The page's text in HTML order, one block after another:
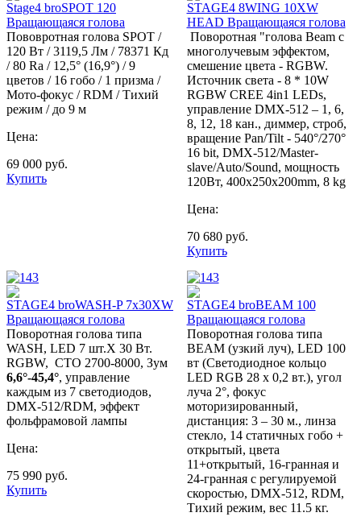
Stage4 broSPOT 120
Вращающаяся голова
Пововротная голова SPOT /
120 Вт / 3119,5 Лм / 78371 Кд
/ 80 Ra / 12,5° (16,9°) / 9
цветов / 16 гобо / 1 призма /
Мото-фокус / RDM / Тихий
режим / до 9 м
Цена:
69 000 руб.
Купить
STAGE4 8WING 10XW
HEAD Вращающаяся голова
Поворотная "голова Beam с
многолучевым эффектом,
смешение цвета - RGBW.
Источник света - 8 * 10W
RGBW CREE 4in1 LEDs,
управление DMX-512 – 1, 6,
8, 12, 18 кан., диммер, строб,
вращение Pan/Tilt - 540°/270°
16 bit, DMX-512/Master-
slave/Auto/Sound, мощность
120Вт, 400х250x200mm, 8 kg
Цена:
70 680 руб.
Купить
STAGE4 broWASH-P 7x30XW
Вращающаяся голова
Поворотная голова типа
WASH, LED 7 шт.Х 30 Вт.
RGBW, CTO 2700-8000, Зум
6,6°-45,4°, управление
каждым из 7 светодиодов,
DMX-512/RDM, эффект
фольфрамовой лампы
Цена:
75 990 руб.
Купить
STAGE4 broBEAM 100
Вращающаяся голова
Поворотная голова типа
BEAM (узкий луч), LED 100
вт (Светодиодное кольцо
LED RGB 28 х 0,2 вт.), угол
луча 2°, фокус
моторизированный,
дистанция: 3 – 30 м., линза
стекло, 14 статичных гобо +
открытый, цвета
11+открытый, 16-гранная и
24-гранная с регулируемой
скоростью, DMX-512, RDM,
Тихий режим, вес 11.5 кг.